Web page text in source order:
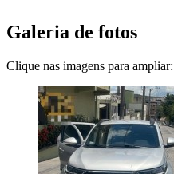
Galeria de fotos
Clique nas imagens para ampliar: